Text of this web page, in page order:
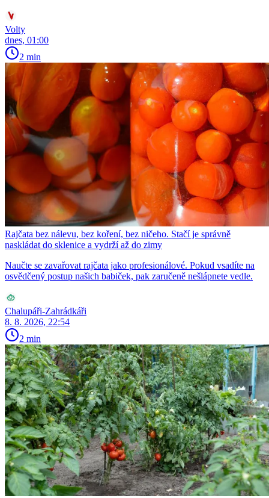
Volty
dnes, 01:00
2 min
Rajčata bez nálevu, bez koření, bez ničeho. Stačí je správně
naskládat do sklenice a vydrží až do zimy
Naučte se zavařovat rajčata jako profesionálové. Pokud vsadíte na
osvědčený postup našich babiček, pak zaručeně nešlápnete vedle.
Chalupáři-Zahrádkáři
8. 8. 2026, 22:54
2 min